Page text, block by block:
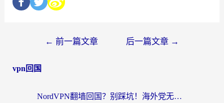
← 前一篇文章 后一篇文章 →
vpn回国
NordVPN翻墙回国？别踩坑！海外党无缝访问国内资源的真实指南